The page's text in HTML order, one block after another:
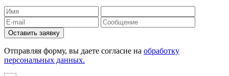
Отправляя форму, вы даете согласие на обработку
персональных данных.